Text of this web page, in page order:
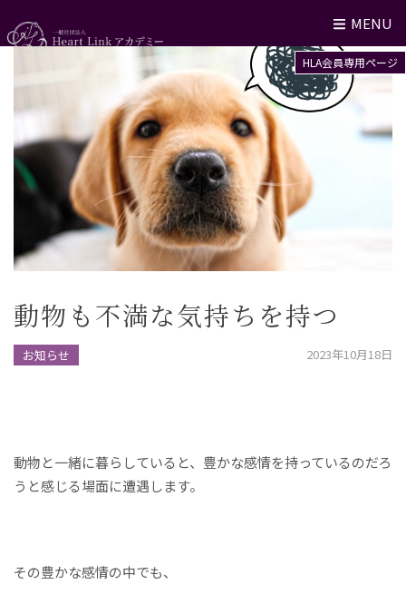
MENU
HLA会員専用ページ
動物も不満な気持ちを持つ
お知らせ 2023年10月18日
動物と一緒に暮らしていると、豊かな感情を持っているのだろ
うと感じる場面に遭遇します。
その豊かな感情の中でも、